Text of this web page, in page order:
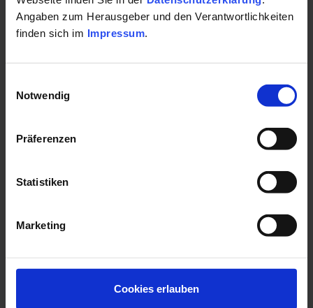
Angaben zum Herausgeber und den Verantwortlichkeiten
finden sich im Impressum.
Notwendig
Präferenzen
Statistiken
Marketing
Cookies erlauben
Klangerlebnis, Klangmassage, Klangtherapie
Ausbildung und Seminare
KlangRaum
E-Mail:
info@imklangraum.de
Website:
Montag: Ganztägig
Donnerstag: Ganztägig
Samstag: Ganztägig